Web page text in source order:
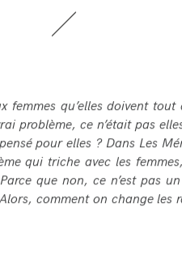
femmes qu’elles doivent
problème, ce n’était pas
pour elles ? Dans Les
qui triche avec les
que non, ce n’est pas
comment on change les